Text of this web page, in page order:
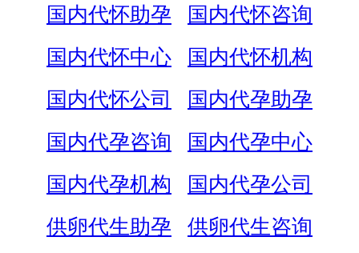
国内代怀助孕
国内代怀咨询
国内代怀中心
国内代怀机构
国内代怀公司
国内代孕助孕
国内代孕咨询
国内代孕中心
国内代孕机构
国内代孕公司
供卵代生助孕
供卵代生咨询